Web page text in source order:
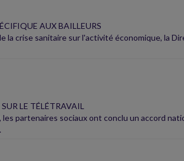
AUX BAILLEURS
la crise sanitaire sur l'activité économique, la
LE TÉLÉTRAVAIL
les partenaires sociaux ont conclu un accord